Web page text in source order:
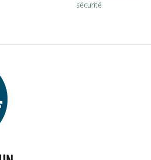
sécurité